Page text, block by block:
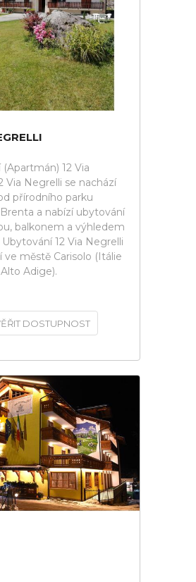
12 Via
Via Negrelli se nachází
přírodního parku
a nabízí ubytování
balkonem a výhledem
12 Via Negrelli
ve městě Carisolo (Itálie
Adige).
DOSTUPNOST